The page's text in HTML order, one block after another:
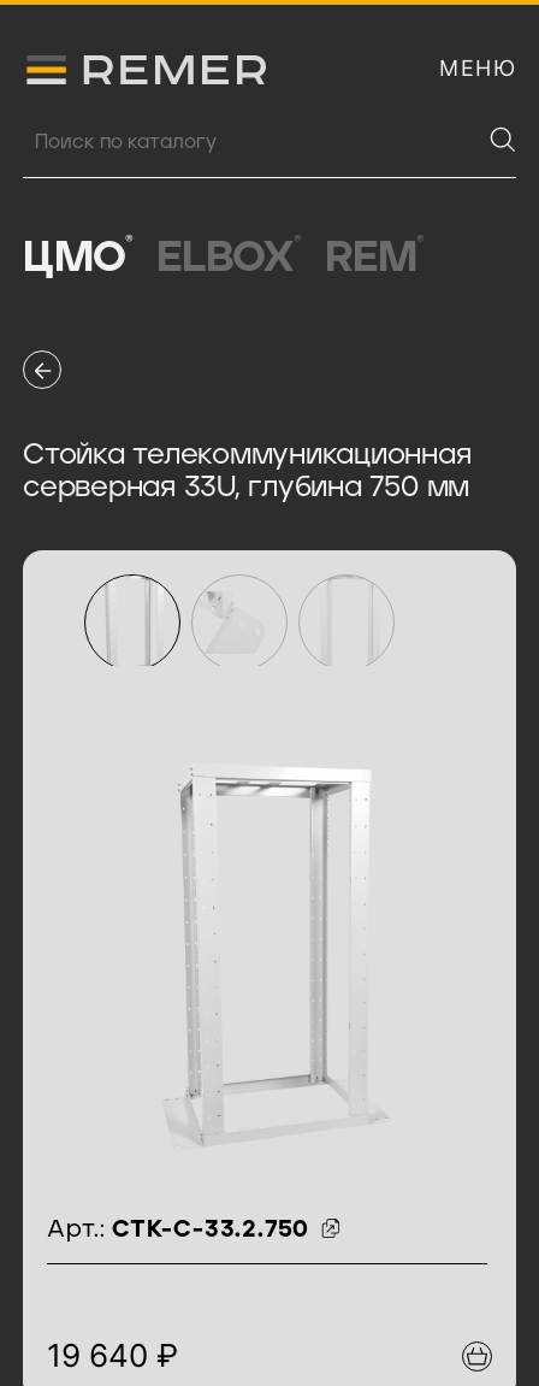
Логитип компании Remer МЕНЮ
Поиск продукции
ЦМО® ELBOX® REM ®
Стойка телекоммуникационная
серверная 33U, глубина 750 мм
идентификаторы товара
Арт.: СТК-С-33.2.750
19 640 ₽